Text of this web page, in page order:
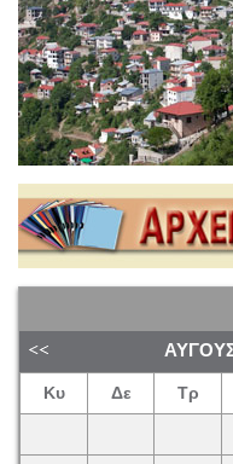
Κυ Δε Τρ